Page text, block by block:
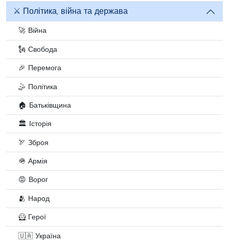
⚔️ Політика, війна та держава
🚀 Війна
🗽 Свобода
🎉 Перемога
🤹 Політика
🏠 Батьківщина
🏛️ Історія
🏹 Зброя
🪖 Армія
😡 Ворог
🫂 Народ
🦸 Герої
🇺🇦 Україна